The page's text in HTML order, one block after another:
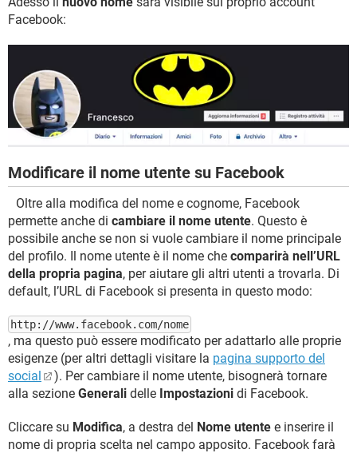
Facebook:
Modificare il nome utente su Facebook
Oltre alla modifica del nome e cognome, Facebook
permette anche di cambiare il nome utente. Questo è
possibile anche se non si vuole cambiare il nome principale
del profilo. Il nome utente è il nome che comparirà nell’URL
della propria pagina, per aiutare gli altri utenti a trovarla. Di
default, l’URL di Facebook si presenta in questo modo:
http://www.facebook.com/nome
, ma questo può essere modificato per adattarlo alle proprie
esigenze (per altri dettagli visitare la pagina supporto del
social
). Per cambiare il nome utente, bisognerà tornare
alla sezione Generali delle Impostazioni di Facebook.
Cliccare su Modifica, a destra del Nome utente e inserire il
nome di propria scelta nel campo apposito. Facebook farà